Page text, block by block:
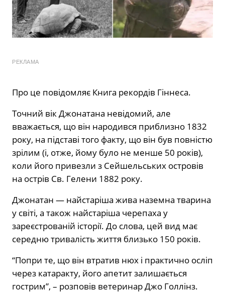
РЕКЛАМА
Про це повідомляє Книга рекордів Гіннеса.
Точний вік Джонатана невідомий, але
вважається, що він народився приблизно 1832
року, на підставі того факту, що він був повністю
зрілим (і, отже, йому було не менше 50 років),
коли його привезли з Сейшельських островів
на острів Св. Гелени 1882 року.
Джонатан — найстаріша жива наземна тварина
у світі, а також найстаріша черепаха у
зареєстрованій історії. До слова, цей вид має
середню тривалість життя близько 150 років.
“Попри те, що він втратив нюх і практично осліп
через катаракту, його апетит залишається
гострим”, – розповів ветеринар Джо Голлінз.